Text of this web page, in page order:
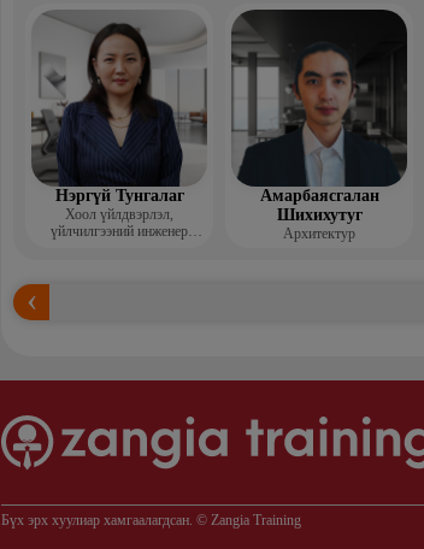
Нэргүй Тунгалаг
Хоол үйлдвэрлэл,
үйлчилгээний инженер
Амарбаясгалан
Шихихутуг
Архитектур
Бүх эрх хуулиар хамгаалагдсан. © Zangia Training